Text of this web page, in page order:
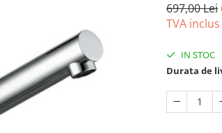
697,00 Lei
TVA inclus
IN STOC
Durata de